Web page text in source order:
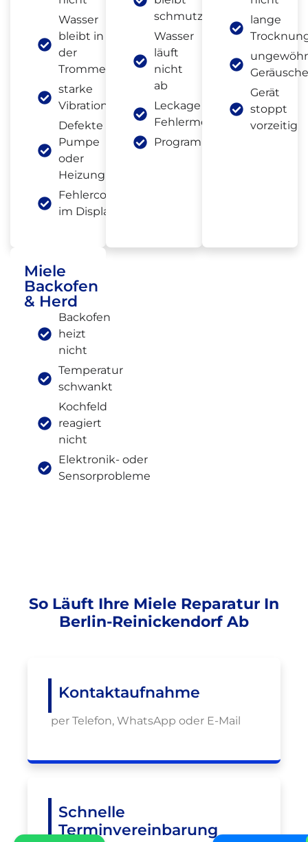
Wasser
bleibt in
der
Trommel
starke
Vibrationen
Defekte
Pumpe
oder
Heizung
Fehlercode
im Display
schmutzig
Wasser
läuft
nicht
ab
Leckage oder
Fehlermeldung
Programmabbruch
lange
Geräusche
Gerät
stoppt
vorzeitig
Miele
Backofen
& Herd
Backofen
heizt
nicht
Temperatur
schwankt
Kochfeld
reagiert
nicht
Elektronik- oder
Sensorprobleme
So Läuft Ihre Miele Reparatur In
Berlin-Reinickendorf Ab
Kontaktaufnahme
per Telefon, WhatsApp oder E-Mail
Schnelle
Terminvereinbarung